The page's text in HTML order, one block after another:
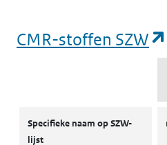
CMR-stoffen SZW
Specifieke naam op SZW-
lijst